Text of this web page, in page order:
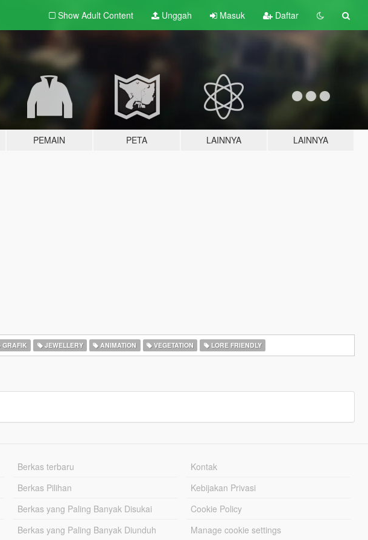
Show Adult Content Unggah Masuk Daftar
PEMAIN PETA LAINNYA LAINNYA
GRAFIK JEWELLERY ANIMATION VEGETATION LORE FRIENDLY
Berkas terbaru
Berkas Pilihan
Berkas yang Paling Banyak Disukai
Berkas yang Paling Banyak Diunduh
Kontak
Kebijakan Privasi
Cookie Policy
Manage cookie settings